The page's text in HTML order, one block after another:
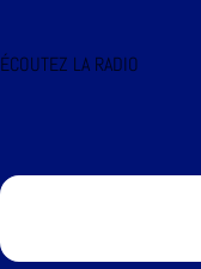
ÉCOUTEZ LA RADIO